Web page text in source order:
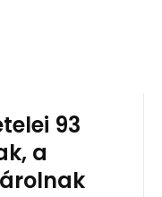
93
a